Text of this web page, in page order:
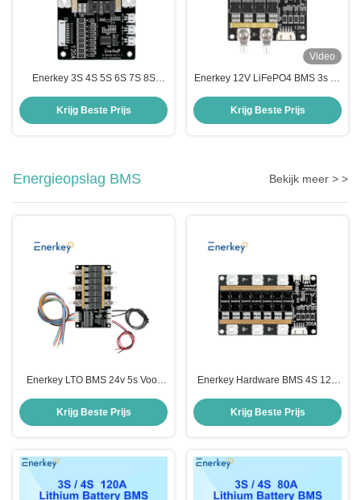
Enerkey 3S 4S 5S 6S 7S 8S
voor 12V 16V 20V 24V 28V 32V
18650 accu
Krijg Beste Prijs
Video
Enerkey 12V LiFePO4 BMS 3s 4s
pakketten Beschermingsbord
Balance geïntegreerde
Krijg Beste Prijs
Energieopslag BMS Bekijk meer > >
Enerkey LTO BMS 24v 5s Voor
BMS Met Korte Bescherming En
Balans
Krijg Beste Prijs
Enerkey Hardware BMS 4S 12V
Batterijpakket BMS voor zonne-
energieopslag
Krijg Beste Prijs